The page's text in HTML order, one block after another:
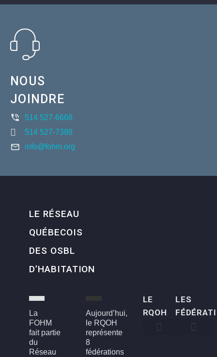
NOUS
JOINDRE
514 527-6668
514 527-7388
info@fohm.org
LE RÉSEAU
QUÉBECOIS
DES OSBL
D’HABITATION
La
FOHM
fait partie
du
Réseau
Aujourd’hui,
le RQOH
représente
8
fédérations
LE
RQOH
LES